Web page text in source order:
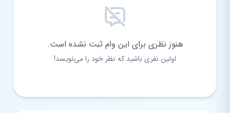
هنوز نظری برای این وام ثبت نشده است.
اولین نفری باشید که نظر خود را می‌نویسد!